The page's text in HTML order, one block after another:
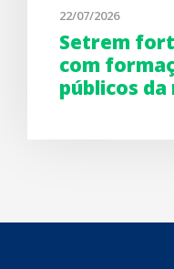
22/07/2026
Setrem
com
públicos